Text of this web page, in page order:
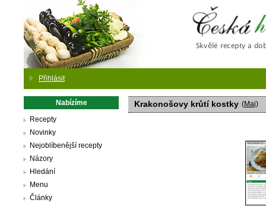
Přihlásit
Nabízíme
Recepty
Novinky
Nejoblíbenější recepty
Názory
Hledání
Menu
Články
Krakonošovy krůtí kostky (Maj)